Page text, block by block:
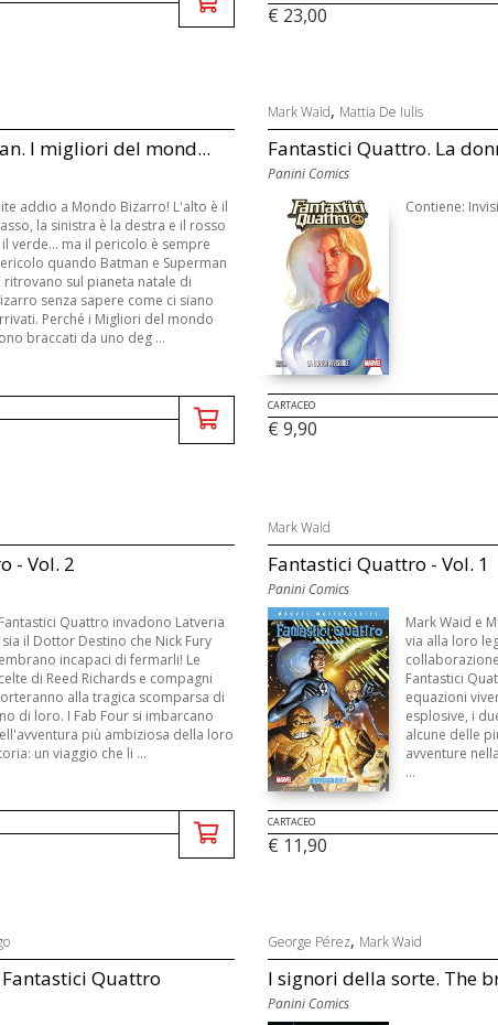
€ 23,00
I migliori del mond...
addio a Mondo Bizarro! L'alto è il
la sinistra è la destra e il rosso
il verde... ma il pericolo è sempre
quando Batman e Superman
ritrovano sul pianeta natale di
senza sapere come ci siano
Perché i Migliori del mondo
braccati da uno deg ...
Mark Waid, Mattia De Iulis
Fantastici Quattro. La
Panini Comics
Contiene:
CARTACEO
€ 9,90
- Vol. 2
Quattro invadono Latveria
sia il Dottor Destino che Nick Fury
incapaci di fermarli! Le
di Reed Richards e compagni
alla tragica scomparsa di
di loro. I Fab Four si imbarcano
più ambiziosa della loro
un viaggio che li ...
Mark Waid
Fantastici Quattro - Vol. 1
Panini Comics
Mark Waid e
via alla loro
Fantastici
equazioni
esplosive, i
alcune delle
avventure
...
CARTACEO
€ 11,90
Quattro
George Pérez, Mark Waid
I signori della sorte. The
Panini Comics